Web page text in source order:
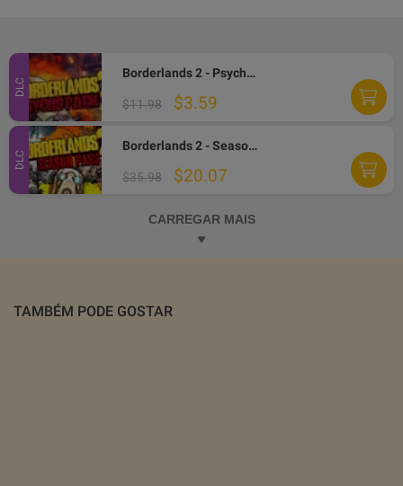
DLC
Borderlands 2 - Psycho Character Pack EN/IT/FR Languages Only DLC Steam CD Key
$11.98 $3.59
DLC
Borderlands 2 - Season Pass DLC PC Steam Altergift
$35.98 $20.07
CARREGAR MAIS
TAMBÉM PODE GOSTAR